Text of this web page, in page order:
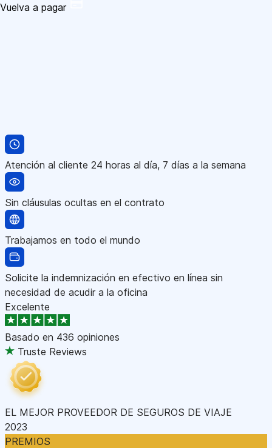
Vuelva a pagar
Atención al cliente 24 horas al día, 7 días a la semana
Sin cláusulas ocultas en el contrato
Trabajamos en todo el mundo
Solicite la indemnización en efectivo en línea sin
necesidad de acudir a la oficina
Excelente
Basado en 436 opiniones
Truste Reviews
EL MEJOR PROVEEDOR DE SEGUROS DE VIAJE
2023
PREMIOS